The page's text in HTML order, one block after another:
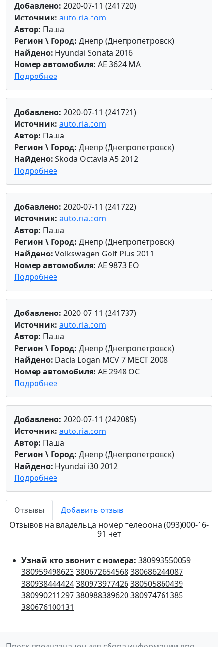
Добавлено: 2020-07-11 (241720)
Источник: auto.ria.com
Автор: Паша
Регион \ Город: Днепр (Днепропетровск)
Найдено: Hyundai Sonata 2016
Номер автомобиля: AE 3624 MA
Подробнее
Добавлено: 2020-07-11 (241721)
Источник: auto.ria.com
Автор: Паша
Регион \ Город: Днепр (Днепропетровск)
Найдено: Skoda Octavia A5 2012
Подробнее
Добавлено: 2020-07-11 (241722)
Источник: auto.ria.com
Автор: Паша
Регион \ Город: Днепр (Днепропетровск)
Найдено: Volkswagen Golf Plus 2011
Номер автомобиля: AE 9873 EO
Подробнее
Добавлено: 2020-07-11 (241737)
Источник: auto.ria.com
Автор: Паша
Регион \ Город: Днепр (Днепропетровск)
Найдено: Dacia Logan MCV 7 МЕСТ 2008
Номер автомобиля: AE 2948 OC
Подробнее
Добавлено: 2020-07-11 (242085)
Источник: auto.ria.com
Автор: Паша
Регион \ Город: Днепр (Днепропетровск)
Найдено: Hyundai i30 2012
Подробнее
Отзывы
Добавить отзыв
Отзывов на владельца номер телефона (093)000-16-
91 нет
Узнай кто звонит с номера: 380993550059
380959498623380672654568380686244087
380938444424380973977426380505860439
380990211297380988389620380974761385
380676100131